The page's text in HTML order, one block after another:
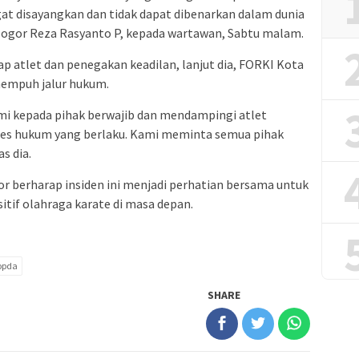
disayangkan dan tidak dapat dibenarkan dalam dunia
Reza Rasyanto P, kepada wartawan, Sabtu malam.
atlet dan penegakan keadilan, lanjut dia, FORKI Kota
jalur hukum.
kepada pihak berwajib dan mendampingi atlet
hukum yang berlaku. Kami meminta semua pihak
dia.
berharap insiden ini menjadi perhatian bersama untuk
olahraga karate di masa depan.
SHARE